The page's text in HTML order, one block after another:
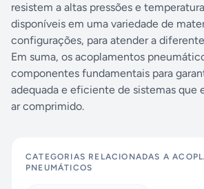
resistem a altas pressões e
disponíveis em uma variedade de
configurações, para atender a
Em suma, os acoplamentos
componentes fundamentais para
adequada e eficiente de sistemas que
ar comprimido.
CATEGORIAS RELACIONADAS A
PNEUMÁTICOS